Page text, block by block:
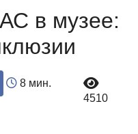
в музее:
8 мин.
4510